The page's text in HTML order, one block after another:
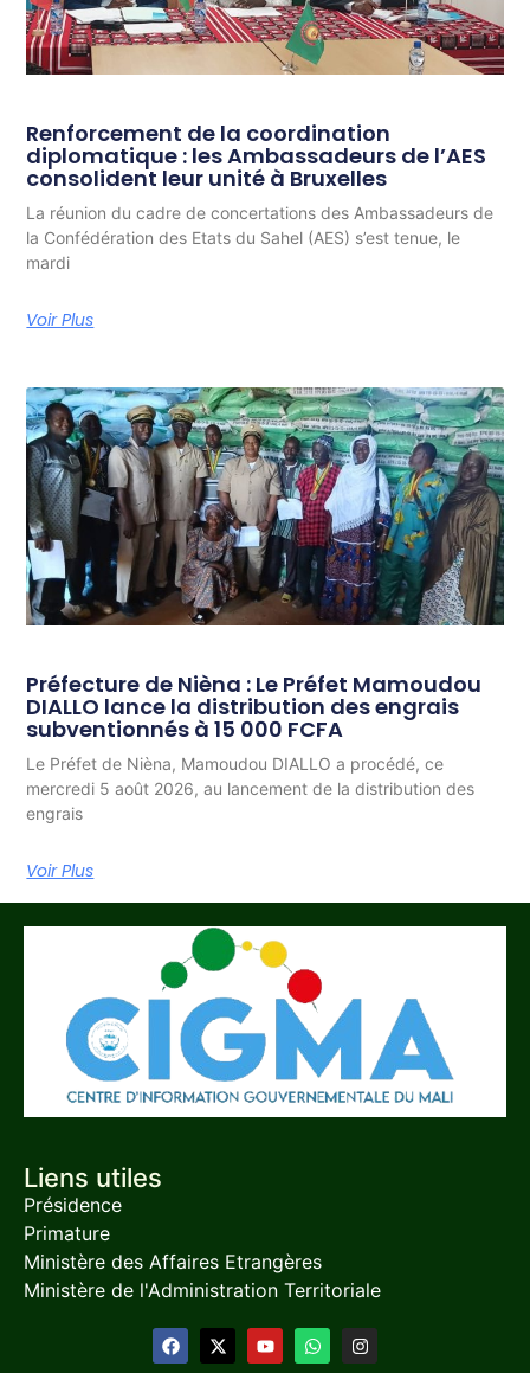
Renforcement de la coordination
diplomatique : les Ambassadeurs de l’AES
consolident leur unité à Bruxelles
La réunion du cadre de concertations des Ambassadeurs de
la Confédération des Etats du Sahel (AES) s’est tenue, le
mardi
Voir Plus
Préfecture de Nièna : Le Préfet Mamoudou
DIALLO lance la distribution des engrais
subventionnés à 15 000 FCFA
Le Préfet de Nièna, Mamoudou DIALLO a procédé, ce
mercredi 5 août 2026, au lancement de la distribution des
engrais
Voir Plus
Liens utiles
Présidence
Primature
Ministère des Affaires Etrangères
Ministère de l'Administration Territoriale